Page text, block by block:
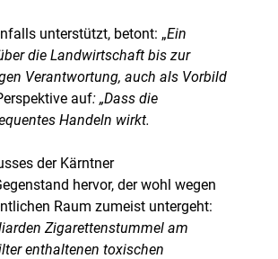
unterstützt, betont: „Ein
die Landwirtschaft bis zur
Verantwortung, auch als Vorbild
auf: „Dass die
Handeln wirkt.
der Kärntner
hervor, der wohl wegen
Raum zumeist untergeht:
Zigarettenstummel am
enthaltenen toxischen